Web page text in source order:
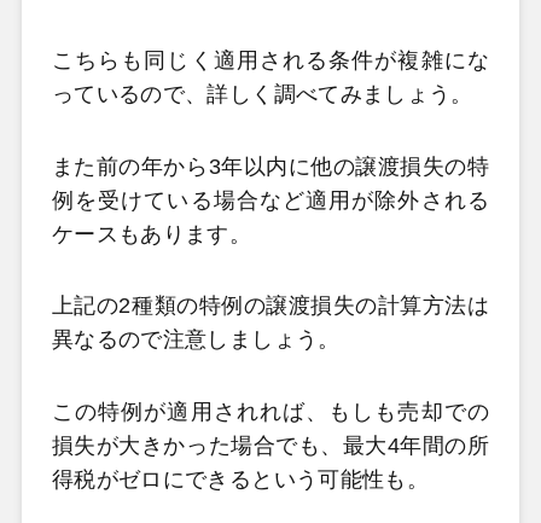
こちらも同じく適用される条件が複雑にな
っているので、詳しく調べてみましょう。
また前の年から3年以内に他の譲渡損失の特
例を受けている場合など適用が除外される
ケースもあります。
上記の2種類の特例の譲渡損失の計算方法は
異なるので注意しましょう。
この特例が適用されれば、もしも売却での
損失が大きかった場合でも、最大4年間の所
得税がゼロにできるという可能性も。